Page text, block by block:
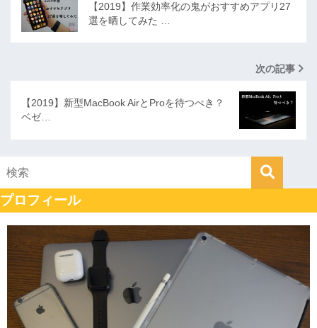
【2019】作業効率化の鬼がおすすめアプリ27
選を晒してみた …
次の記事
【2019】新型MacBook AirとProを待つべき？
ベゼ…
プロフィール